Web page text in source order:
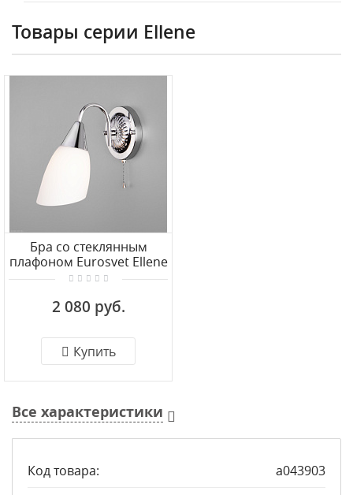
Товары серии Ellene
Бра со стеклянным
плафоном Eurosvet Ellene
30149/1 хром
2 080 руб.
Купить
Все характеристики
Код товара:
a043903